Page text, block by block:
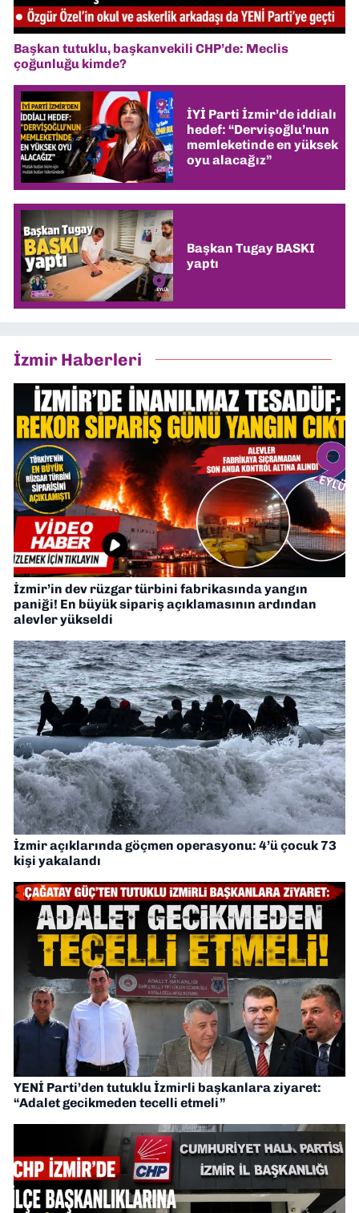
Başkan tutuklu, başkanvekili CHP’de: Meclis
çoğunluğu kimde?
İYİ Parti İzmir’de iddialı
hedef: “Dervişoğlu’nun
memleketinde en yüksek
oyu alacağız”
Başkan Tugay BASKI
yaptı
İzmir Haberleri
İzmir’in dev rüzgar türbini fabrikasında yangın
paniği! En büyük sipariş açıklamasının ardından
alevler yükseldi
İzmir açıklarında göçmen operasyonu: 4’ü çocuk 73
kişi yakalandı
YENİ Parti’den tutuklu İzmirli başkanlara ziyaret:
“Adalet gecikmeden tecelli etmeli”